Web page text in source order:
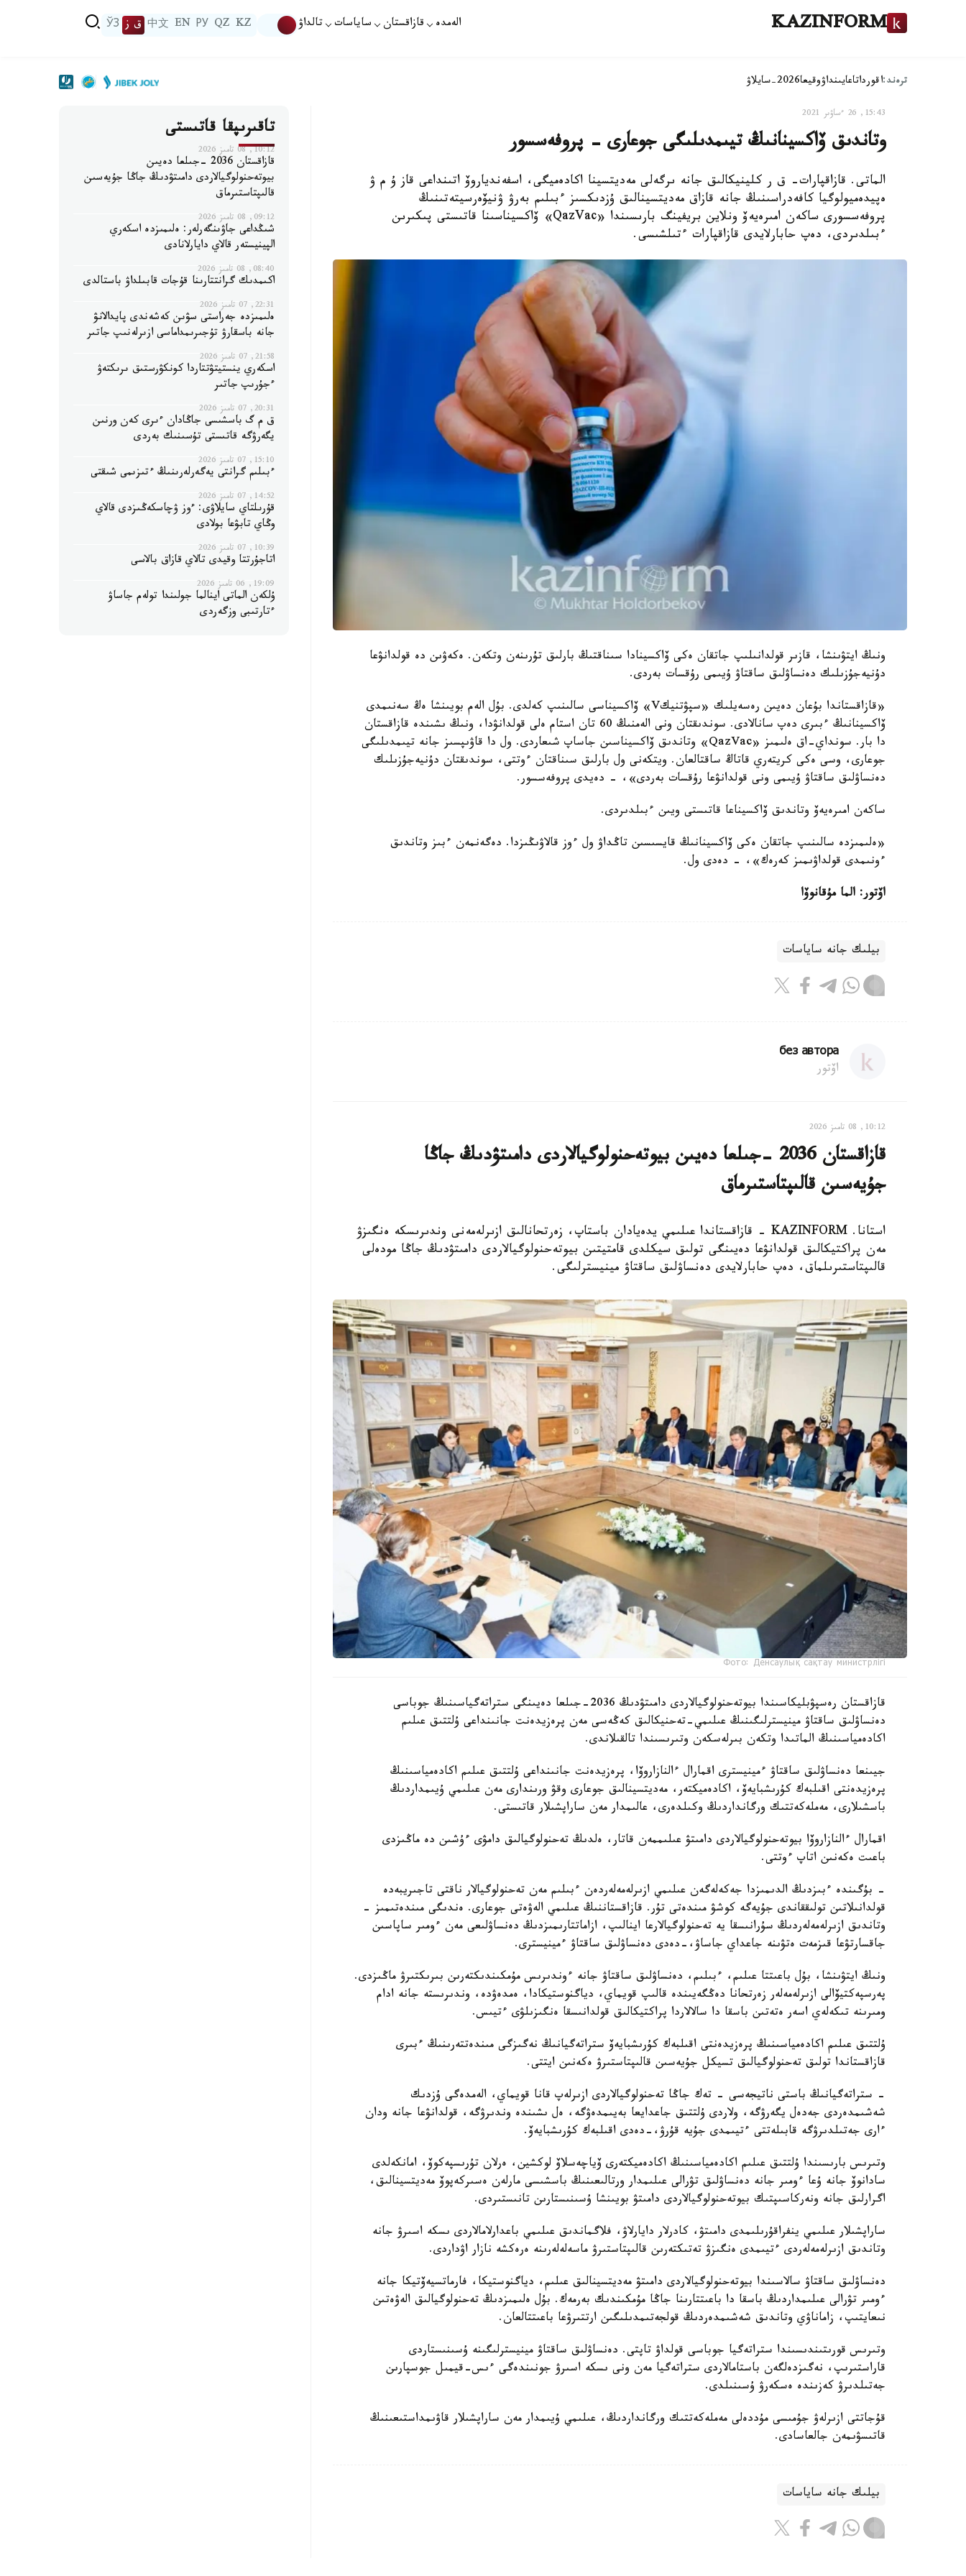
KAZINFORM الەمدە قازاقستان ساياسات تالداۋ KZ
QZ
РУ
EN
中文 ق ز ЎЗ
ترەند:اقورداتاعايىنداۋوقيعا2026-سايلاۋ
15:43, 26 ءساۋىر 2021
وتاندىق ۆاكسينانىڭ تيىمدىلىگى جوعارى - پروفەسسور
الماتى. قازاقپارات- ق ر كلينيكالىق جانە ىرگەلى مەديتسينا اكادەميگى، اسفەندياروۆ اتىنداعى قاز ۇ م ۋ
ەپيدەميولوگيا كافەدراسىنىڭ جانە قازاق مەديتسينالىق ۇزدىكسىز ءبىلىم بەرۋ ۋنيۆەرسيتەتىنىڭ
پروفەسسورى ساكەن امىرەيەۆ ونلاين بريفينگ بارىسىندا «QazVac» ۆاكسيناسىنا قاتىستى پىكىرىن
ءبىلدىردى، دەپ حابارلايدى قازاقپارات ءتىلشىسى.
ونىڭ ايتۋىنشا، قازىر قولدانىلىپ جاتقان ەكى ۆاكسينادا سىناقتىڭ بارلىق تۇرىنەن وتكەن. ەكەۋىن دە قولدانۋعا
دۇنيەجۇزىلىك دەنساۋلىق ساقتاۋ ۇيىمى رۇقسات بەردى.
«قازاقستاندا بۇعان دەيىن رەسەيلىك «سپۋتنيكV» ۆاكسيناسى سالىنىپ كەلدى. بۇل الەم بويىنشا ەڭ سەنىمدى
ۆاكسينانىڭ ءبىرى دەپ سانالادى. سوندىقتان ونى الەمنىڭ 60 تان استام ەلى قولدانۋدا، ونىڭ ىشىندە قازاقستان
دا بار. سونداي-اق ەلىمىز «QazVac» وتاندىق ۆاكسيناسىن جاساپ شىعاردى. ول دا قاۋىپسىز جانە تيىمدىلىگى
جوعارى، وسى ەكى كريتەري قاتاڭ ساقتالعان. ويتكەنى ول بارلىق سىناقتان ءوتتى، سوندىقتان دۇنيەجۇزىلىك
دەنساۋلىق ساقتاۋ ۇيىمى ونى قولدانۋعا رۇقسات بەردى»، - دەيدى پروفەسسور.
ساكەن امىرەيەۆ وتاندىق ۆاكسيناعا قاتىستى ويىن ءبىلدىردى.
«ەلىمىزدە سالىنىپ جاتقان ەكى ۆاكسينانىڭ قايسىسىن تاڭداۋ ول ءوز قالاۋىڭىزدا. دەگەنمەن ءبىز وتاندىق
ءونىمدى قولداۋىمىز كەرەك»، - دەدى ول.
اۆتور: الما مۇقانوۆا
بيلىك جانە ساياسات
без автора
اۆتور
10:12, 08 تامىز 2026
قازاقستان 2036 -جىلعا دەيىن بيوتەحنولوگيالاردى دامىتۋدىڭ جاڭا
جۇيەسىن قالىپتاستىرماق
استانا. KAZINFORM - قازاقستاندا عىلىمي يدەيادان باستاپ، زەرتحانالىق ازىرلەمەنى وندىرىسكە ەنگىزۋ
مەن پراكتيكالىق قولدانۋعا دەيىنگى تولىق سيكلدى قامتيتىن بيوتەحنولوگيالاردى دامىتۋدىڭ جاڭا مودەلى
قالىپتاستىرىلماق، دەپ حابارلايدى دەنساۋلىق ساقتاۋ مينيسترلىگى.
Фото: Денсаулық сақтау министрлігі
قازاقستان رەسپۋبليكاسىندا بيوتەحنولوگيالاردى دامىتۋدىڭ 2036-جىلعا دەيىنگى ستراتەگياسىنىڭ جوباسى
دەنساۋلىق ساقتاۋ مينيسترلىگىنىڭ عىلىمي-تەحنيكالىق كەڭەسى مەن پرەزيدەنت جانىنداعى ۇلتتىق عىلىم
اكادەمياسىنىڭ الماتىدا وتكەن بىرلەسكەن وتىرىسىندا تالقىلاندى.
جيىنعا دەنساۋلىق ساقتاۋ ءمينيسترى اقمارال ءالنازاروۆا، پرەزيدەنت جانىنداعى ۇلتتىق عىلىم اكادەمياسىنىڭ
پرەزيدەنتى اقىلبەك كۇرىشبايەۆ، اكادەميكتەر، مەديتسينالىق جوعارى وقۋ ورىندارى مەن عىلىمي ۇيىمداردىڭ
باسشىلارى، مەملەكەتتىك ورگانداردىڭ وكىلدەرى، عالىمدار مەن ساراپشىلار قاتىستى.
اقمارال ءالنازاروۆا بيوتەحنولوگيالاردى دامىتۋ عىلىممەن قاتار، ەلدىڭ تەحنولوگيالىق دامۋى ءۇشىن دە ماڭىزدى
باعىت ەكەنىن اتاپ ءوتتى.
- بۇگىندە ءبىزدىڭ الدىمىزدا جەكەلەگەن عىلىمي ازىرلەمەلەردەن ءبىلىم مەن تەحنولوگيالار ناقتى تاجىريبەدە
قولدانىلاتىن تولىققاندى جۇيەگە كوشۋ مىندەتى تۇر. قازاقستاننىڭ عىلىمي الەۋەتى جوعارى. ەندىگى مىندەتىمىز -
وتاندىق ازىرلەمەلەردىڭ سۇرانىسقا يە تەحنولوگيالارعا اينالىپ، ازاماتتارىمىزدىڭ دەنساۋلىعى مەن ءومىر ساپاسىن
جاقسارتۋعا قىزمەت ەتۋىنە جاعداي جاساۋ،-دەدى دەنساۋلىق ساقتاۋ ءمينيسترى.
ونىڭ ايتۋىنشا، بۇل باعىتتا عىلىم، ءبىلىم، دەنساۋلىق ساقتاۋ جانە ءوندىرىس مۇمكىندىكتەرىن بىرىكتىرۋ ماڭىزدى.
پەرسپەكتيۆالى ازىرلەمەلەر زەرتحانا دەڭگەيىندە قالىپ قويماي، دياگنوستيكادا، ەمدەۋدە، وندىرىستە جانە ادام
ومىرىنە تىكەلەي اسەر ەتەتىن باسقا دا سالالاردا پراكتيكالىق قولدانىسقا ەنگىزىلۋى ءتيىس.
ۇلتتىق عىلىم اكادەمياسىنىڭ پرەزيدەنتى اقىلبەك كۇرىشبايەۆ ستراتەگيانىڭ نەگىزگى مىندەتتەرىنىڭ ءبىرى
قازاقستاندا تولىق تەحنولوگيالىق تسيكل جۇيەسىن قالىپتاستىرۋ ەكەنىن ايتتى.
- ستراتەگيانىڭ باستى ناتيجەسى - تەك جاڭا تەحنولوگيالاردى ازىرلەپ قانا قويماي، الەمدەگى ۇزدىك
شەشىمدەردى جەدەل يگەرۋگە، ولاردى ۇلتتىق جاعدايعا بەيىمدەۋگە، ەل ىشىندە وندىرۋگە، قولدانۋعا جانە ودان
ءارى جەتىلدىرۋگە قابىلەتتى ءتيىمدى جۇيە قۇرۋ،-دەدى اقىلبەك كۇرىشبايەۆ.
وتىرىس بارىسىندا ۇلتتىق عىلىم اكادەمياسىنىڭ اكادەميكتەرى ۆياچەسلاۆ لوكشين، ەرلان تۇرىسپەكوۆ، امانكەلدى
سادانوۆ جانە ۇعا ءومىر جانە دەنساۋلىق تۋرالى عىلىمدار ورتالىعىنىڭ باسشىسى مارلەن ەسىركەپوۆ مەديتسينالىق،
اگرارلىق جانە ونەركاسىپتىك بيوتەحنولوگيالاردى دامىتۋ بويىنشا ۇسىنىستارىن تانىستىردى.
ساراپشىلار عىلىمي ينفراقۇرىلىمدى دامىتۋ، كادرلار دايارلاۋ، فلاگماندىق عىلىمي باعدارلامالاردى ىسكە اسىرۋ جانە
وتاندىق ازىرلەمەلەردى ءتيىمدى ەنگىزۋ تەتىكتەرىن قالىپتاستىرۋ ماسەلەلەرىنە ەرەكشە نازار اۋداردى.
دەنساۋلىق ساقتاۋ سالاسىندا بيوتەحنولوگيالاردى دامىتۋ مەديتسينالىق عىلىم، دياگنوستيكا، فارماتسيەۆتيكا جانە
ءومىر تۋرالى عىلىمداردىڭ باسقا دا باعىتتارىنا جاڭا مۇمكىندىك بەرمەك. بۇل ەلىمىزدىڭ تەحنولوگيالىق الەۋەتىن
نىعايتىپ، زاماناۋي وتاندىق شەشىمدەردىڭ قولجەتىمدىلىگىن ارتتىرۋعا باعىتتالعان.
وتىرىس قورىتىندىسىندا ستراتەگيا جوباسى قولداۋ تاپتى. دەنساۋلىق ساقتاۋ مينيسترلىگىنە ۇسىنىستاردى
قاراستىرىپ، نەگىزدەلگەن باستامالاردى ستراتەگيا مەن ونى ىسكە اسىرۋ جونىندەگى ءىس-قيمىل جوسپارىن
جەتىلدىرۋ كەزىندە ەسكەرۋ ۇسىنىلدى.
قۇجاتتى ازىرلەۋ جۇمىسى مۇددەلى مەملەكەتتىك ورگانداردىڭ، عىلىمي ۇيىمدار مەن ساراپشىلار قاۋىمداستىعىنىڭ
قاتىسۋىمەن جالعاسادى.
بيلىك جانە ساياسات
تاقىرىپقا قاتىستى
10:12, 08 تامىز 2026
قازاقستان 2036 -جىلعا دەيىن
بيوتەحنولوگيالاردى دامىتۋدىڭ جاڭا جۇيەسىن
قالىپتاستىرماق
09:12, 08 تامىز 2026
شىڭداعى جاۋىنگەرلەر: ەلىمىزدە اسكەري
الپينيستەر قالاي دايارلانادى
08:40, 08 تامىز 2026
اكىمدىك گرانتتارىنا قۇجات قابىلداۋ باستالدى
22:31, 07 تامىز 2026
ەلىمىزدە جەراستى سۋىن كەشەندى پايدالانۋ
جانە باسقارۋ تۇجىرىمداماسى ازىرلەنىپ جاتىر
21:58, 07 تامىز 2026
اسكەري ينستيتۋتتاردا كونكۋرستىق ىرىكتەۋ
ءجۇرىپ جاتىر
20:31, 07 تامىز 2026
ق م گ باسشىسى جاڭادان ءىرى كەن ورنىن
يگەرۋگە قاتىستى تۇسىنىك بەردى
15:10, 07 تامىز 2026
ءبىلىم گرانتى يەگەرلەرىنىڭ ءتىزىمى شىقتى
14:52, 07 تامىز 2026
قۇرىلتاي سايلاۋى: ءوز ۋچاسكەڭىزدى قالاي
وڭاي تابۋعا بولادى
10:39, 07 تامىز 2026
اتاجۇرتتا وقيدى تالاي قازاق بالاسى
19:09, 06 تامىز 2026
ۇلكەن الماتى اينالما جولىندا تولەم جاساۋ
ءتارتىبى وزگەردى